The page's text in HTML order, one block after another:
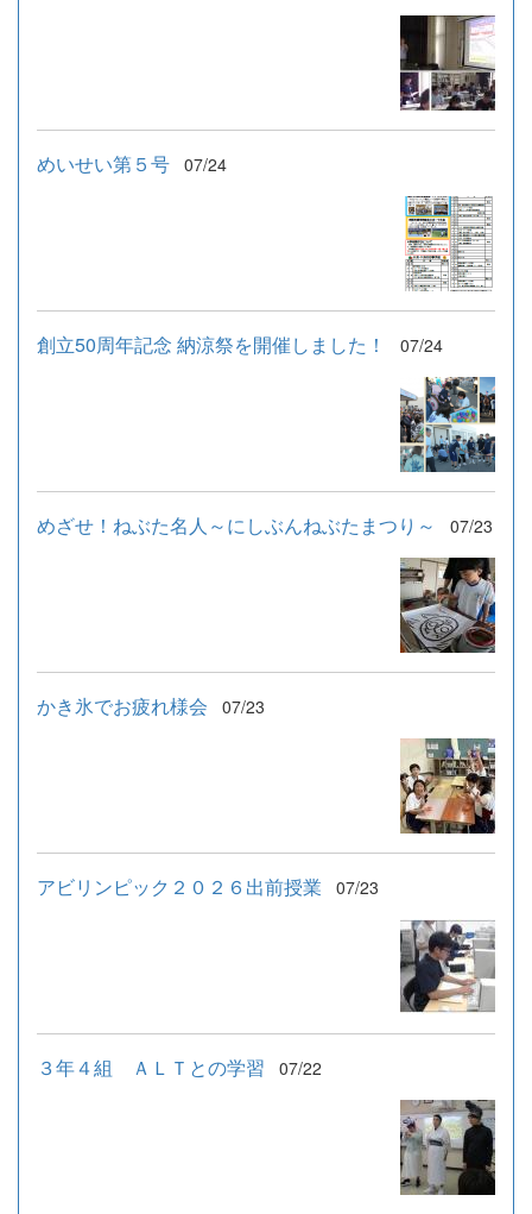
めいせい第５号 07/24
創立50周年記念 納涼祭を開催しました！ 07/24
めざせ！ねぶた名人～にしぶんねぶたまつり～ 07/23
かき氷でお疲れ様会 07/23
アビリンピック２０２６出前授業 07/23
３年４組 ＡＬＴとの学習 07/22